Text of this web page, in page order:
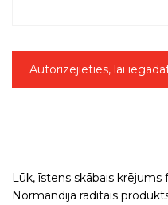
Autorizējieties, lai
Lūk, īstens skābais krējums
Normandijā radītais